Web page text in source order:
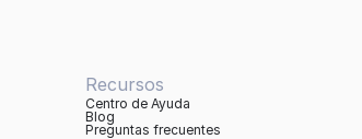
Recursos
Centro de Ayuda
Blog
Preguntas frecuentes